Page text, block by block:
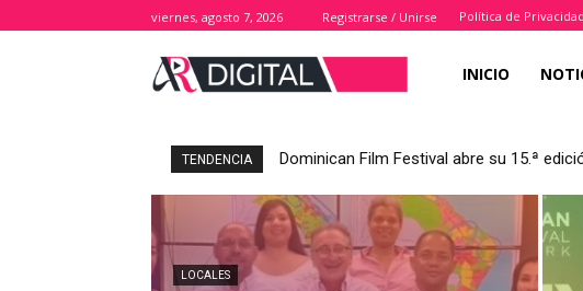
viernes, agosto 7, 2026 Registrarse / Unirse Política de Privacidad
INICIO
TENDENCIA Dominican Film Festival abre su 15.ª
LOCALES